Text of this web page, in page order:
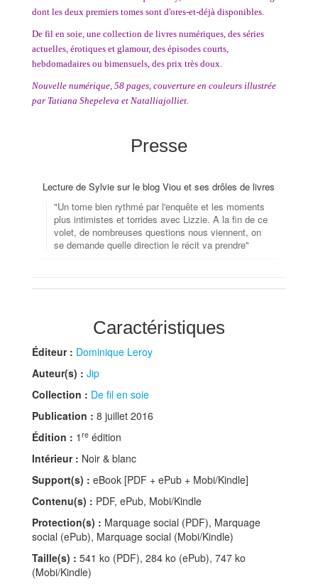
dont les deux premiers tomes sont d'ores-et-déjà disponibles.
De fil en soie, une collection de livres numériques, des séries
actuelles, érotiques et glamour, des épisodes courts,
hebdomadaires ou bimensuels, des prix très doux.
Nouvelle numérique, 58 pages, couverture en couleurs illustrée
par Tatiana Shepeleva et Natalliajolliet.
Presse
Lecture de Sylvie sur le blog Viou et ses drôles de livres
"Un tome bien rythmé par l'enquête et les moments
plus intimistes et torrides avec Lizzie. A la fin de ce
volet, de nombreuses questions nous viennent, on
se demande quelle direction le récit va prendre"
Caractéristiques
Éditeur : Dominique Leroy
Auteur(s) : Jip
Collection : De fil en soie
Publication : 8 juillet 2016
Édition : 1 re édition
Intérieur : Noir & blanc
Support(s) : eBook [PDF + ePub + Mobi/Kindle]
Contenu(s) : PDF, ePub, Mobi/Kindle
Protection(s) : Marquage social (PDF), Marquage
social (ePub), Marquage social (Mobi/Kindle)
Taille(s) : 541 ko (PDF), 284 ko (ePub), 747 ko
(Mobi/Kindle)